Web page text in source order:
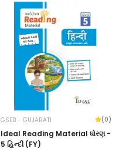
GSEB - GUJARATI (0)
Ideal Reading Material ધોરણ -
5 હિન્દી (FY)